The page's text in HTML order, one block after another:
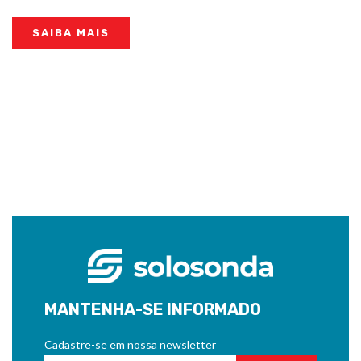
SAIBA MAIS
MANTENHA-SE INFORMADO
Cadastre-se em nossa newsletter